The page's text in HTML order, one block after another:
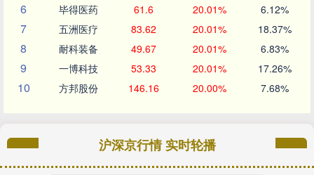
6 毕得医药 61.6 20.01% 6.12%
7 五洲医疗 83.62 20.01% 18.37%
8 耐科装备 49.67 20.01% 6.83%
9 一博科技 53.33 20.01% 17.26%
10 方邦股份 146.16 20.00% 7.68%
沪深京行情 实时轮播